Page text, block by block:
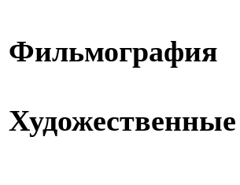
Фильмография